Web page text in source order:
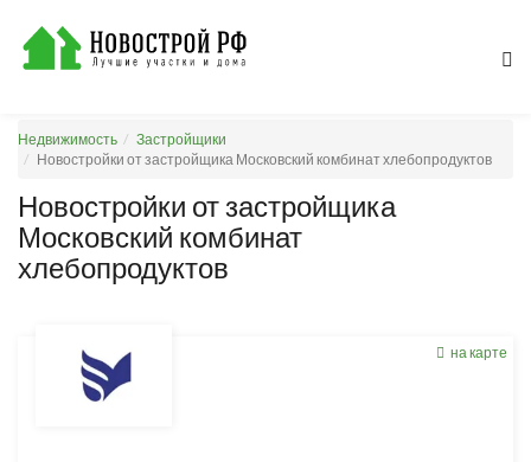
Недвижимость
Застройщики
Новостройки от застройщика Московский комбинат хлебопродуктов
Новостройки от застройщика
Московский комбинат
хлебопродуктов
на карте